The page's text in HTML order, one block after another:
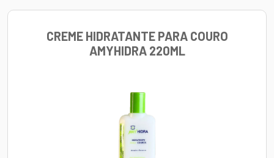
CREME HIDRATANTE PARA COURO
AMYHIDRA 220ML